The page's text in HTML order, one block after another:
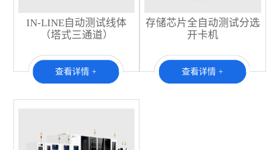
IN-LINE自动测试线体
（塔式三通道）
查看详情 +
存储芯片全自动测试分选
开卡机
查看详情 +